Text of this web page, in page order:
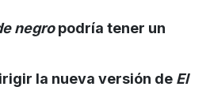
negropodría tener un
la nueva versión de El